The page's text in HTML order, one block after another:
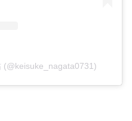
(@keisuke_nagata0731)